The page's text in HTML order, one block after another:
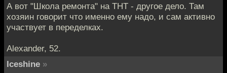
А вот "Школа ремонта" на ТНТ - другое дело. Там
хозяин говорит что именно ему надо, и сам активно
участвует в переделках.
Alexander, 52.
Iceshine »